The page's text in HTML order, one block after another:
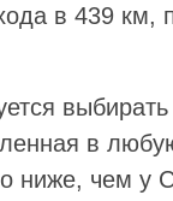
в 439 км,
в
ниже, чем у